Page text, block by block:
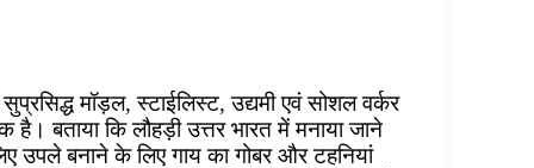
मॉड़ल, स्टाईलिस्ट, उद्यमी एवं सोशल वर्कर
बताया कि लौहड़ी उत्तर भारत में मनाया जाने
उपले बनाने के लिए गाय का गोबर और टहनियां